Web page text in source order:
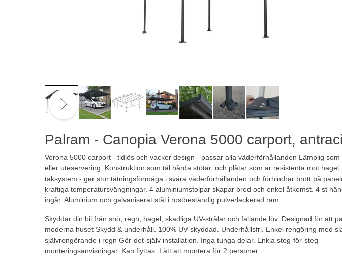
Palram - Canopia Verona 5000 carport,
Verona 5000 carport - tidlös och vacker design - passar alla väderförhållanden Lämplig som
eller uteservering. Konstruktion som tål hårda stötar, och plåtar som är resistenta mot
taksystem - ger stor tätningsförmåga i svåra väderförhållanden och förhindrar brott på
kraftiga temperatursvängningar. 4 aluminiumstolpar skapar bred och enkel åtkomst. 4 st
ingår. Aluminium och galvaniserat stål i rostbeständig pulverlackerad ram.
Skyddar din bil från snö, regn, hagel, skadliga UV-strålar och fallande löv. Designad för att
moderna huset Skydd & underhåll. 100% UV-skyddad. Underhållsfri. Enkel rengöring med
självrengörande i regn Gör-det-själv installation. Inga tunga delar. Enkla steg-för-steg
monteringsanvisningar. Kan flyttas. Lätt att montera för 2 personer.